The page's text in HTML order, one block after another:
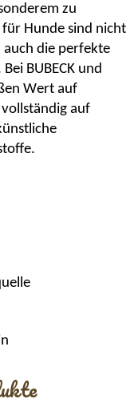
zu
Hunde sind nicht
auch die perfekte
BUBECK und
Wert auf
auf